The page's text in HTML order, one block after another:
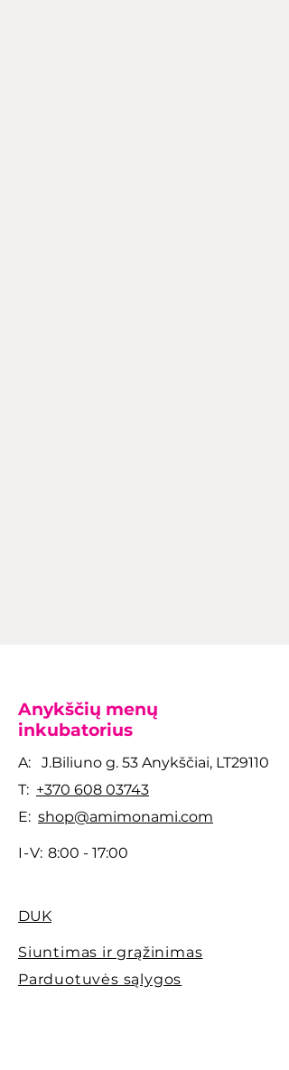
Anykščių menų
inkubatorius
A: J.Biliuno g. 53 Anykščiai, LT29110
T: +370 608 03743
E: shop@amimonami.com
I-V: 8:00 - 17:00
DUK
Siuntimas ir grąžinimas
Parduotuvės sąlygos